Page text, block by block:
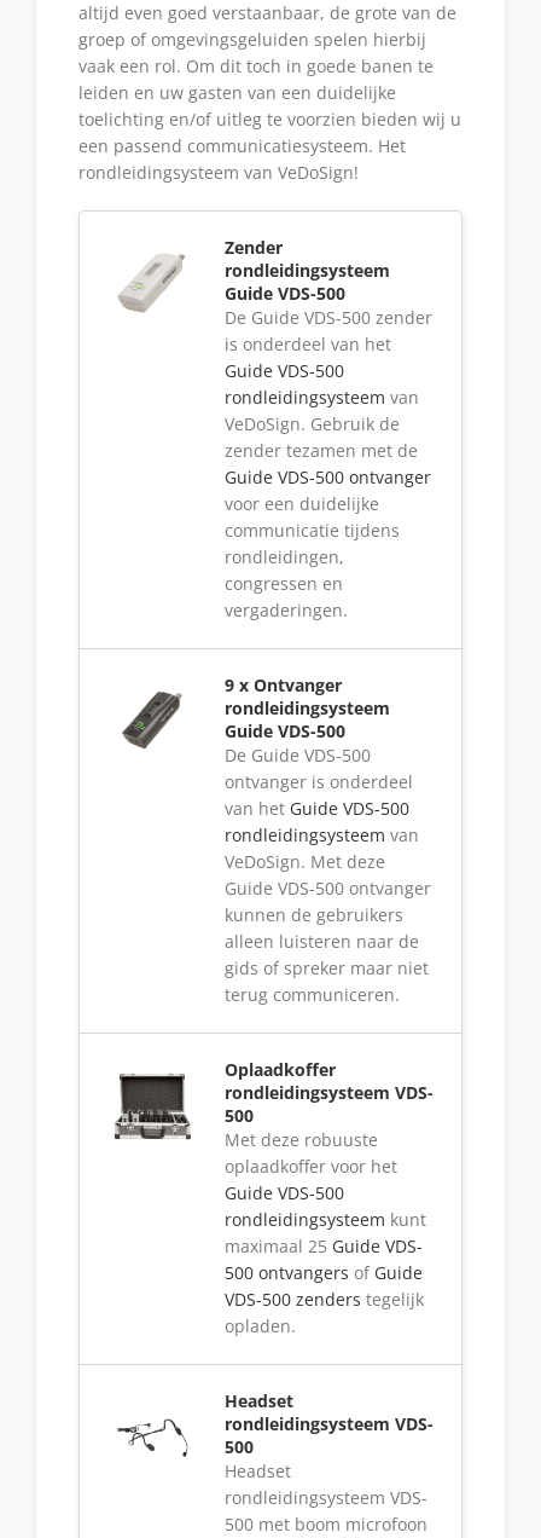
altijd even goed verstaanbaar, de grote van de
groep of omgevingsgeluiden spelen hierbij
vaak een rol. Om dit toch in goede banen te
leiden en uw gasten van een duidelijke
toelichting en/of uitleg te voorzien bieden wij u
een passend communicatiesysteem. Het
rondleidingsysteem van VeDoSign!
Zender
rondleidingsysteem
Guide VDS-500
De Guide VDS-500 zender
is onderdeel van het
Guide VDS-500
rondleidingsysteem van
VeDoSign. Gebruik de
zender tezamen met de
Guide VDS-500 ontvanger
voor een duidelijke
communicatie tijdens
rondleidingen,
congressen en
vergaderingen.
9 x Ontvanger
rondleidingsysteem
Guide VDS-500
De Guide VDS-500
ontvanger is onderdeel
van het Guide VDS-500
rondleidingsysteem van
VeDoSign. Met deze
Guide VDS-500 ontvanger
kunnen de gebruikers
alleen luisteren naar de
gids of spreker maar niet
terug communiceren.
Oplaadkoffer
rondleidingsysteem VDS-
500
Met deze robuuste
oplaadkoffer voor het
Guide VDS-500
rondleidingsysteem kunt
maximaal 25 Guide VDS-
500 ontvangers of Guide
VDS-500 zenders tegelijk
opladen.
Headset
rondleidingsysteem VDS-
500
Headset
rondleidingsysteem VDS-
500 met boom microfoon